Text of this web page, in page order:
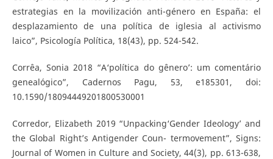
estrategias en la movilización anti-género en España: el
desplazamiento de una política de iglesia al activismo
laico”, Psicología Política, 18(43), pp. 524-542.
Corrêa, Sonia 2018 “A‘política do gênero’: um comentário
genealógico”, Cadernos Pagu, 53, e185301, doi:
10.1590/18094449201800530001
Corredor, Elizabeth 2019 “Unpacking‘Gender Ideology’ and
the Global Right’s Antigender Coun- termovement”, Signs:
Journal of Women in Culture and Society, 44(3), pp. 613-638,